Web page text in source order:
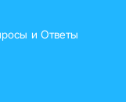
и Ответы